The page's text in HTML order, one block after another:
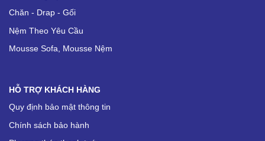
Chăn - Drap - Gối
Nệm Theo Yêu Cầu
Mousse Sofa, Mousse Nệm
HỖ TRỢ KHÁCH HÀNG
Quy định bảo mật thông tin
Chính sách bảo hành